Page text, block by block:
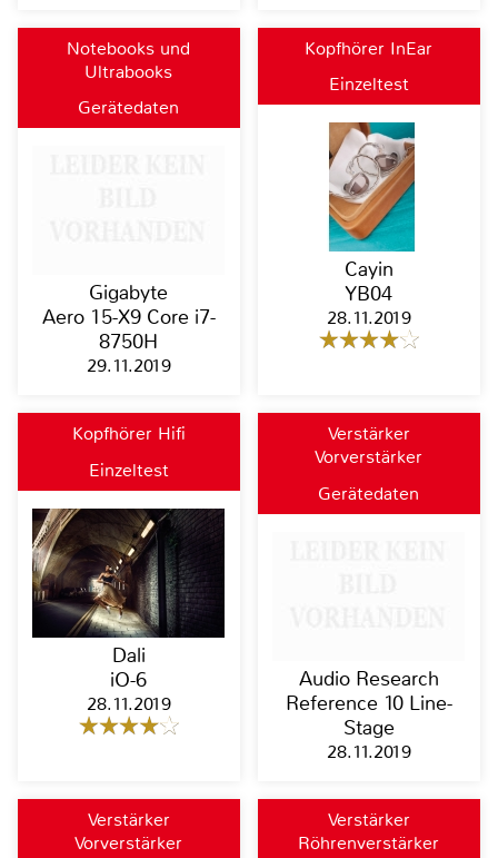
Notebooks und
Ultrabooks
Gerätedaten
Gigabyte
Aero 15-X9 Core i7-
8750H
29.11.2019
Kopfhörer InEar
Einzeltest
Cayin
YB04
28.11.2019
Kopfhörer Hifi
Einzeltest
Dali
iO-6
28.11.2019
Verstärker
Vorverstärker
Gerätedaten
Audio Research
Reference 10 Line-
Stage
28.11.2019
Verstärker
Vorverstärker
Verstärker
Röhrenverstärker